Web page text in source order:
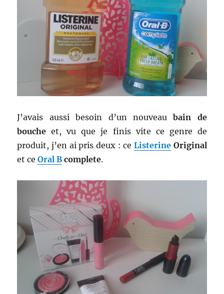
J’avais aussi besoin d’un nouveaubain de
bouche et, vu que je finis vite ce genre de
produit, j’en ai pris deux : ce ListerineOriginal
et ceOral B complete.